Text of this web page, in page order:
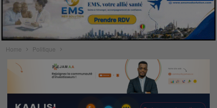
Home Politique